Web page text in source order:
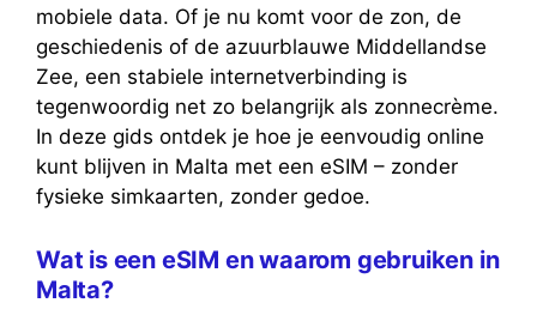
mobiele data. Of je nu komt voor de zon, de
geschiedenis of de azuurblauwe Middellandse
Zee, een stabiele internetverbinding is
tegenwoordig net zo belangrijk als zonnecrème.
In deze gids ontdek je hoe je eenvoudig online
kunt blijven in Malta met een eSIM – zonder
fysieke simkaarten, zonder gedoe.
Wat is een eSIM en waarom gebruiken in
Malta?